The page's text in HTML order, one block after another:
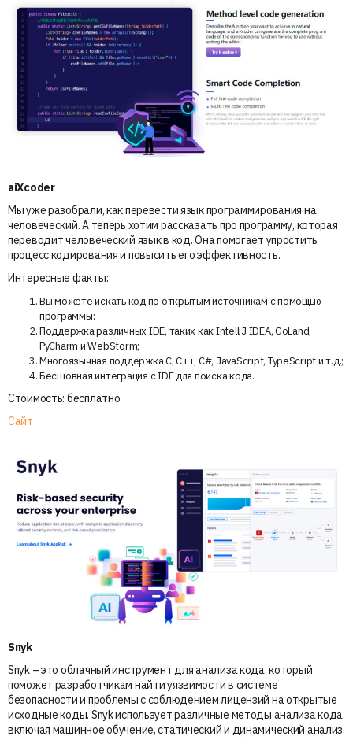
aiXcoder
Мы уже разобрали, как перевести язык программирования на
человеческий. А теперь хотим рассказать про программу, которая
переводит человеческий язык в код. Она помогает упростить
процесс кодирования и повысить его эффективность.
Интересные факты:
Вы можете искать код по открытым источникам с помощью
программы:
Поддержка различных IDE, таких как IntelliJ IDEA, GoLand,
PyCharm и WebStorm;
Многоязычная поддержка C, C++, C#, JavaScript, TypeScript и т.д.;
Бесшовная интеграция с IDE для поиска кода.
Стоимость: бесплатно
Сайт
Snyk
Snyk – это облачный инструмент для анализа кода, который
поможет разработчикам найти уязвимости в системе
безопасности и проблемы с соблюдением лицензий на открытые
исходные коды. Snyk использует различные методы анализа кода,
включая машинное обучение, статический и динамический анализ.